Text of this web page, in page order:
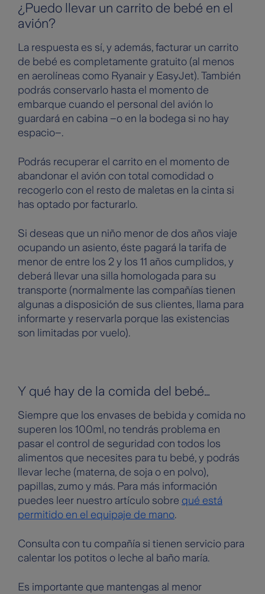
¿Puedo llevar un carrito de bebé en el
avión?
La respuesta es sí, y además, facturar un carrito
de bebé es completamente gratuito (al menos
en aerolíneas como Ryanair y EasyJet). También
podrás conservarlo hasta el momento de
embarque cuando el personal del avión lo
guardará en cabina –o en la bodega si no hay
espacio–.
Podrás recuperar el carrito en el momento de
abandonar el avión con total comodidad o
recogerlo con el resto de maletas en la cinta si
has optado por facturarlo.
Si deseas que un niño menor de dos años viaje
ocupando un asiento, éste pagará la tarifa de
menor de entre los 2 y los 11 años cumplidos, y
deberá llevar una silla homologada para su
transporte (normalmente las compañías tienen
algunas a disposición de sus clientes, llama para
informarte y reservarla porque las existencias
son limitadas por vuelo).
Y qué hay de la comida del bebé…
Siempre que los envases de bebida y comida no
superen los 100ml, no tendrás problema en
pasar el control de seguridad con todos los
alimentos que necesites para tu bebé, y podrás
llevar leche (materna, de soja o en polvo),
papillas, zumo y más. Para más información
puedes leer nuestro artículo sobre qué está
permitido en el equipaje de mano.
Consulta con tu compañía si tienen servicio para
calentar los potitos o leche al baño maría.
Es importante que mantengas al menor